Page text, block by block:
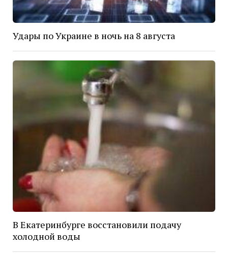
Удары по Украине в ночь на 8 августа
В Екатеринбурге восстановили подачу
холодной воды